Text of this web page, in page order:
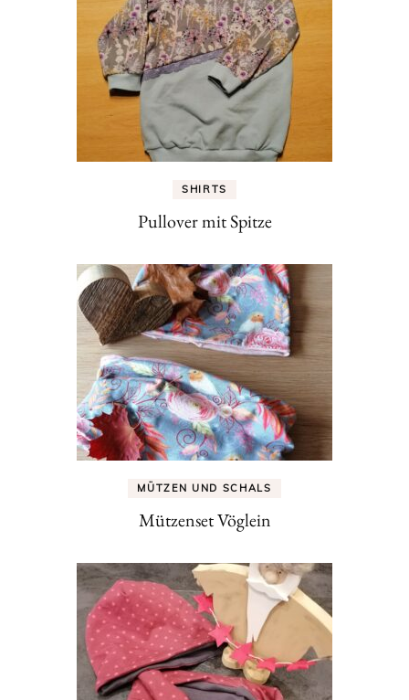
SHIRTS
Pullover mit Spitze
MÜTZEN UND SCHALS
Mützenset Vöglein